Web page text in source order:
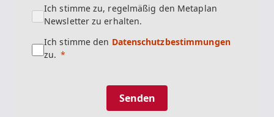
Ich stimme zu, regelmäßig den Metaplan
Newsletter zu erhalten.
Ich stimme den Datenschutzbestimmungen
zu.
Senden